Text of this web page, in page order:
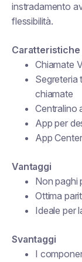
instradamento
flessibilità.
Chiamate
Segreteria
chiamate
Centralino
App per
App
Vantaggi
Non paghi
Ottima
Ideale per
Svantaggi
I